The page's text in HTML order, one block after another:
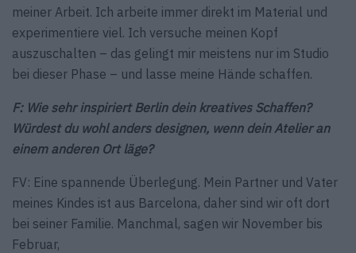
meiner Arbeit. Ich arbeite immer direkt im Material und
experimentiere viel. Ich versuche meinen Kopf
auszuschalten – das gelingt mir meistens nur im Studio
bei dieser Phase – und lasse meine Hände schaffen.
F: Wie sehr inspiriert Berlin dein kreatives Schaffen?
Würdest du wohl anders designen, wenn dein Atelier an
einem anderen Ort läge?
FV: Eine spannende Überlegung. Mein Partner und Vater
meines Kindes ist aus Barcelona, daher sind wir oft dort
bei seiner Familie. Manchmal, sagen wir November bis
Februar,